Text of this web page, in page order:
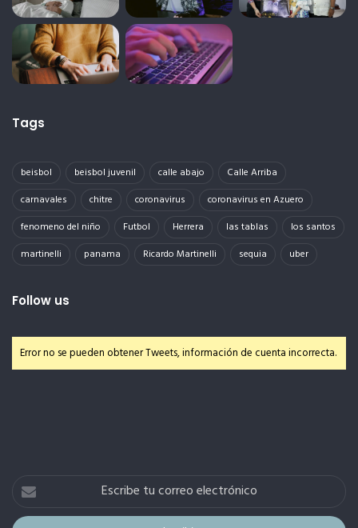
Tags
beisbol beisbol juvenil calle abajo
Calle Arriba
carnavales
chitre coronavirus
coronavirus en Azuero
fenomeno del niño
Futbol Herrera las tablas
los santos
martinelli
panama Ricardo Martinelli sequia uber
Follow us
Error no se pueden obtener Tweets, información de cuenta incorrecta.
Escribe
correo